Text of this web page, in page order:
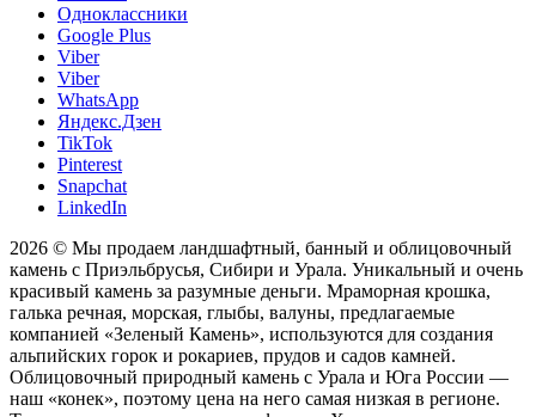
Одноклассники
Google Plus
Viber
Viber
WhatsApp
Яндекс.Дзен
TikTok
Pinterest
Snapchat
LinkedIn
2026 © Мы продаем ландшафтный, банный и облицовочный
камень с Приэльбрусья, Сибири и Урала. Уникальный и очень
красивый камень за разумные деньги. Мраморная крошка,
галька речная, морская, глыбы, валуны, предлагаемые
компанией «Зеленый Камень», используются для создания
альпийских горок и рокариев, прудов и садов камней.
Облицовочный природный камень с Урала и Юга России —
наш «конек», поэтому цена на него самая низкая в регионе.